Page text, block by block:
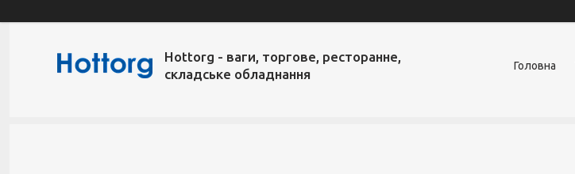
Hottorg - ваги, торгове, ресторанне,
складське обладнання
Головна